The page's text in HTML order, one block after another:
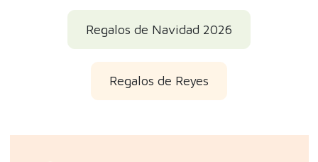
Regalos de Navidad 2026
Regalos de Reyes